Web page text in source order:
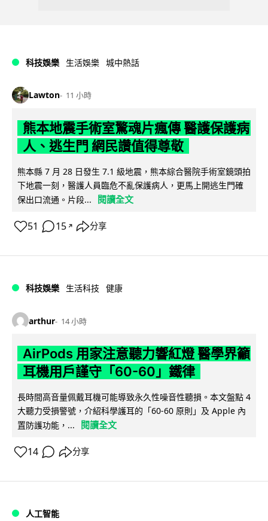
科技娛樂 生活娛樂 城中熱話
Lawton 11 小時
熊本地震手術室驚魂片瘋傳 醫護保護病
人、逃生門 網民讚值得尊敬
熊本縣 7 月 28 日發生 7.1 級地震，熊本綜合醫院手術室鏡頭拍
下地震一刻，醫護人員臨危不亂保護病人，更馬上開逃生門確
保出口流通。片段...
閱讀全文
51 15 ↗ 分享
科技娛樂 生活科技 健康
arthur 14 小時
AirPods 用家注意聽力響紅燈 醫學界籲
耳機用戶謹守「60-60」鐵律
長時間高音量佩戴耳機可能導致永久性噪音性聽損。本文盤點 4
大聽力受損警號，介紹科學護耳的「60-60 原則」及 Apple 內
置防護功能，...
閱讀全文
14 分享
人工智能